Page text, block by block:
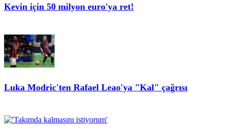
Kevin için 50 milyon euro'ya ret!
Luka Modric'ten Rafael Leao'ya "Kal" çağrısı